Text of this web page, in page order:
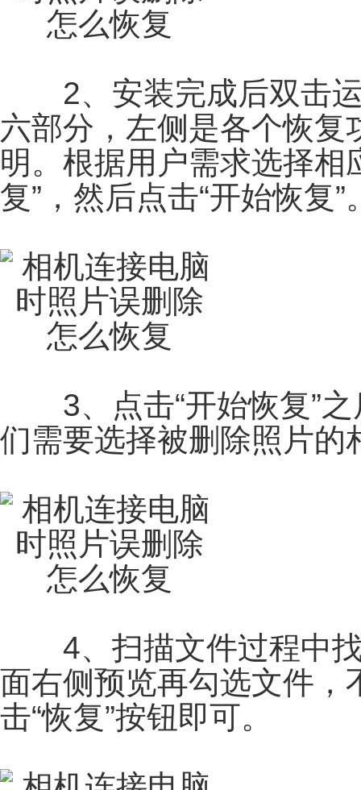
2、安装完成后双击运
六部分，左侧是各个恢
明。根据用户需求选择相
复”，然后点击“开始恢复”
3、点击“开始恢复”之
们需要选择被删除照片的
4、扫描文件过程中找
面右侧预览再勾选文件，
击“恢复”按钮即可。